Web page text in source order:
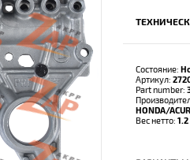
Состояние:
Артикул:
Part number:
HONDA/
Вес нетто: 1.2